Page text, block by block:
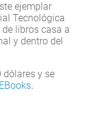
ejemplar
Tecnológica
libros casa a
y dentro del
dólares y se
.